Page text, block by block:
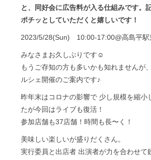
と、同好会に広告料が入る仕組みです。
ポチッとしていただくと嬉しいです！
2023/5/28(Sun) 10:00-17:00@高島平駅
みなさまお久しぶりです☺︎
もうご存知の方も多いかも知れませんが
ルシェ開催のご案内です♪
昨年末はコロナの影響で 少し規模を縮小
たが今回はライブも復活！
参加店舗も37店舗！時間も長〜く！
美味しい楽しいが盛りだくさん。
実行委員と出店者 出演者が力を合わせて